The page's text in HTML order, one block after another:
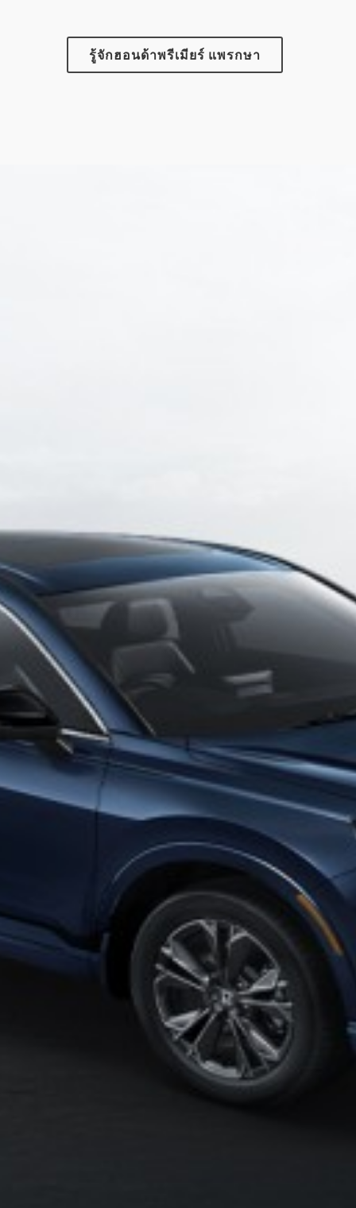
รู้จักฮอนด้าพรีเมียร์ แพรกษา